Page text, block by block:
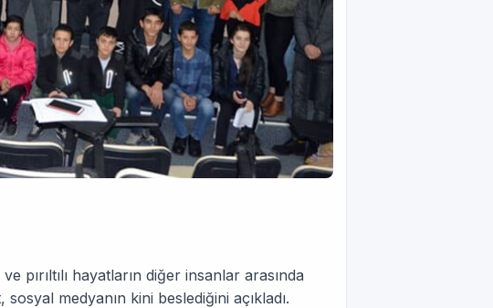
pırıltılı hayatların diğer insanlar arasında
medyanın kini beslediğini açıkladı.